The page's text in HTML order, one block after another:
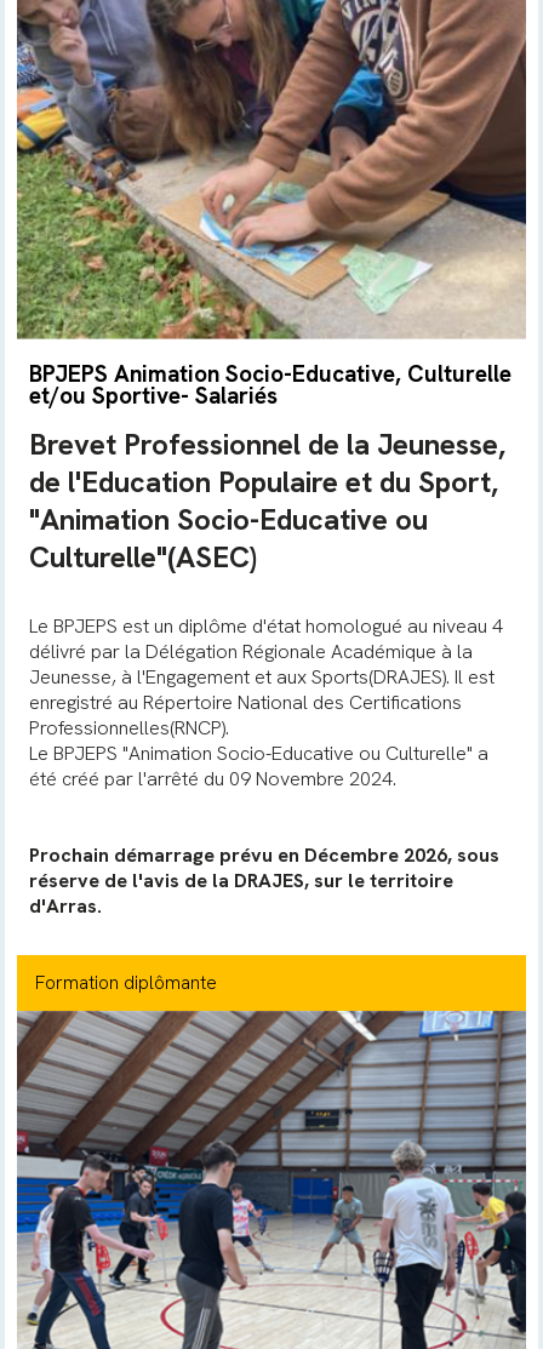
BPJEPS Animation Socio-Educative, Culturelle
et/ou Sportive- Salariés
Brevet Professionnel de la Jeunesse,
de l'Education Populaire et du Sport,
"Animation Socio-Educative ou
Culturelle"(ASEC)
Le BPJEPS est un diplôme d'état homologué au niveau 4
délivré par la Délégation Régionale Académique à la
Jeunesse, à l'Engagement et aux Sports(DRAJES). Il est
enregistré au Répertoire National des Certifications
Professionnelles(RNCP).
Le BPJEPS "Animation Socio-Educative ou Culturelle" a
été créé par l'arrêté du 09 Novembre 2024.
Prochain démarrage prévu en Décembre 2026, sous
réserve de l'avis de la DRAJES, sur le territoire
d'Arras.
Formation diplômante